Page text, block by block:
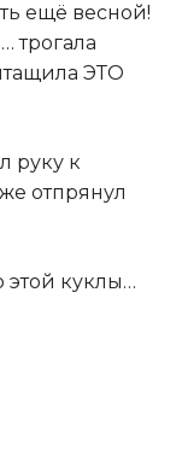
ещё весной!
трогала
ЭТО
руку к
отпрянул
куклы…